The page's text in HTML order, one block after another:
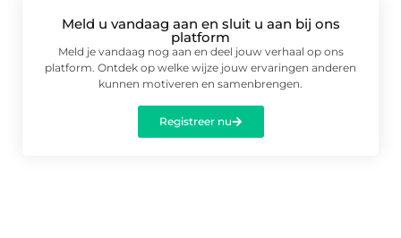
Meld u vandaag aan en sluit u aan bij ons
platform
Meld je vandaag nog aan en deel jouw verhaal op ons
platform. Ontdek op welke wijze jouw ervaringen anderen
kunnen motiveren en samenbrengen.
Registreer nu